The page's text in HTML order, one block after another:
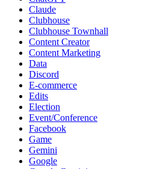
Claude
Clubhouse
Clubhouse Townhall
Content Creator
Content Marketing
Data
Discord
E-commerce
Edits
Election
Event/Conference
Facebook
Game
Gemini
Google